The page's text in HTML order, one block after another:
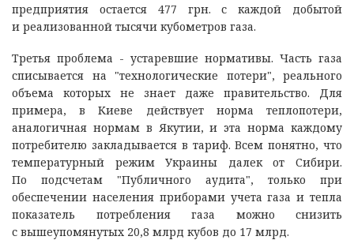
предприятия остается 477 грн. с каждой добытой
и реализованной тысячи кубометров газа.
Третья проблема - устаревшие нормативы. Часть газа
списывается на "технологические потери", реального
объема которых не знает даже правительство. Для
примера, в Киеве действует норма теплопотери,
аналогичная нормам в Якутии, и эта норма каждому
потребителю закладывается в тариф. Всем понятно, что
температурный режим Украины далек от Сибири.
По подсчетам "Публичного аудита", только при
обеспечении населения приборами учета газа и тепла
показатель потребления газа можно снизить
с вышеупомянутых 20,8 млрд кубов до 17 млрд.